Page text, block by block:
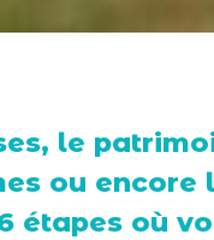
le
ou encore
étapes où